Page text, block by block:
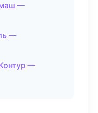
—
—
—